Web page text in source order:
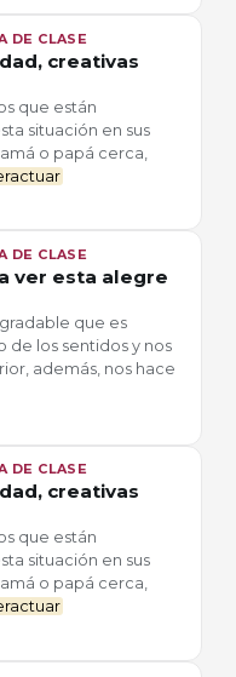
DE CLASE
creativas
que están
situación en sus
o papá cerca,
DE CLASE
ver esta alegre
que es
de los sentidos y nos
además, nos hace
DE CLASE
creativas
que están
situación en sus
o papá cerca,